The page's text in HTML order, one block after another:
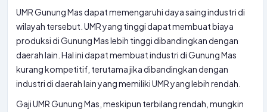
UMR Gunung Mas dapat memengaruhi daya saing industri di
wilayah tersebut. UMR yang tinggi dapat membuat biaya
produksi di Gunung Mas lebih tinggi dibandingkan dengan
daerah lain. Hal ini dapat membuat industri di Gunung Mas
kurang kompetitif, terutama jika dibandingkan dengan
industri di daerah lain yang memiliki UMR yang lebih rendah.
Gaji UMR Gunung Mas, meskipun terbilang rendah, mungkin